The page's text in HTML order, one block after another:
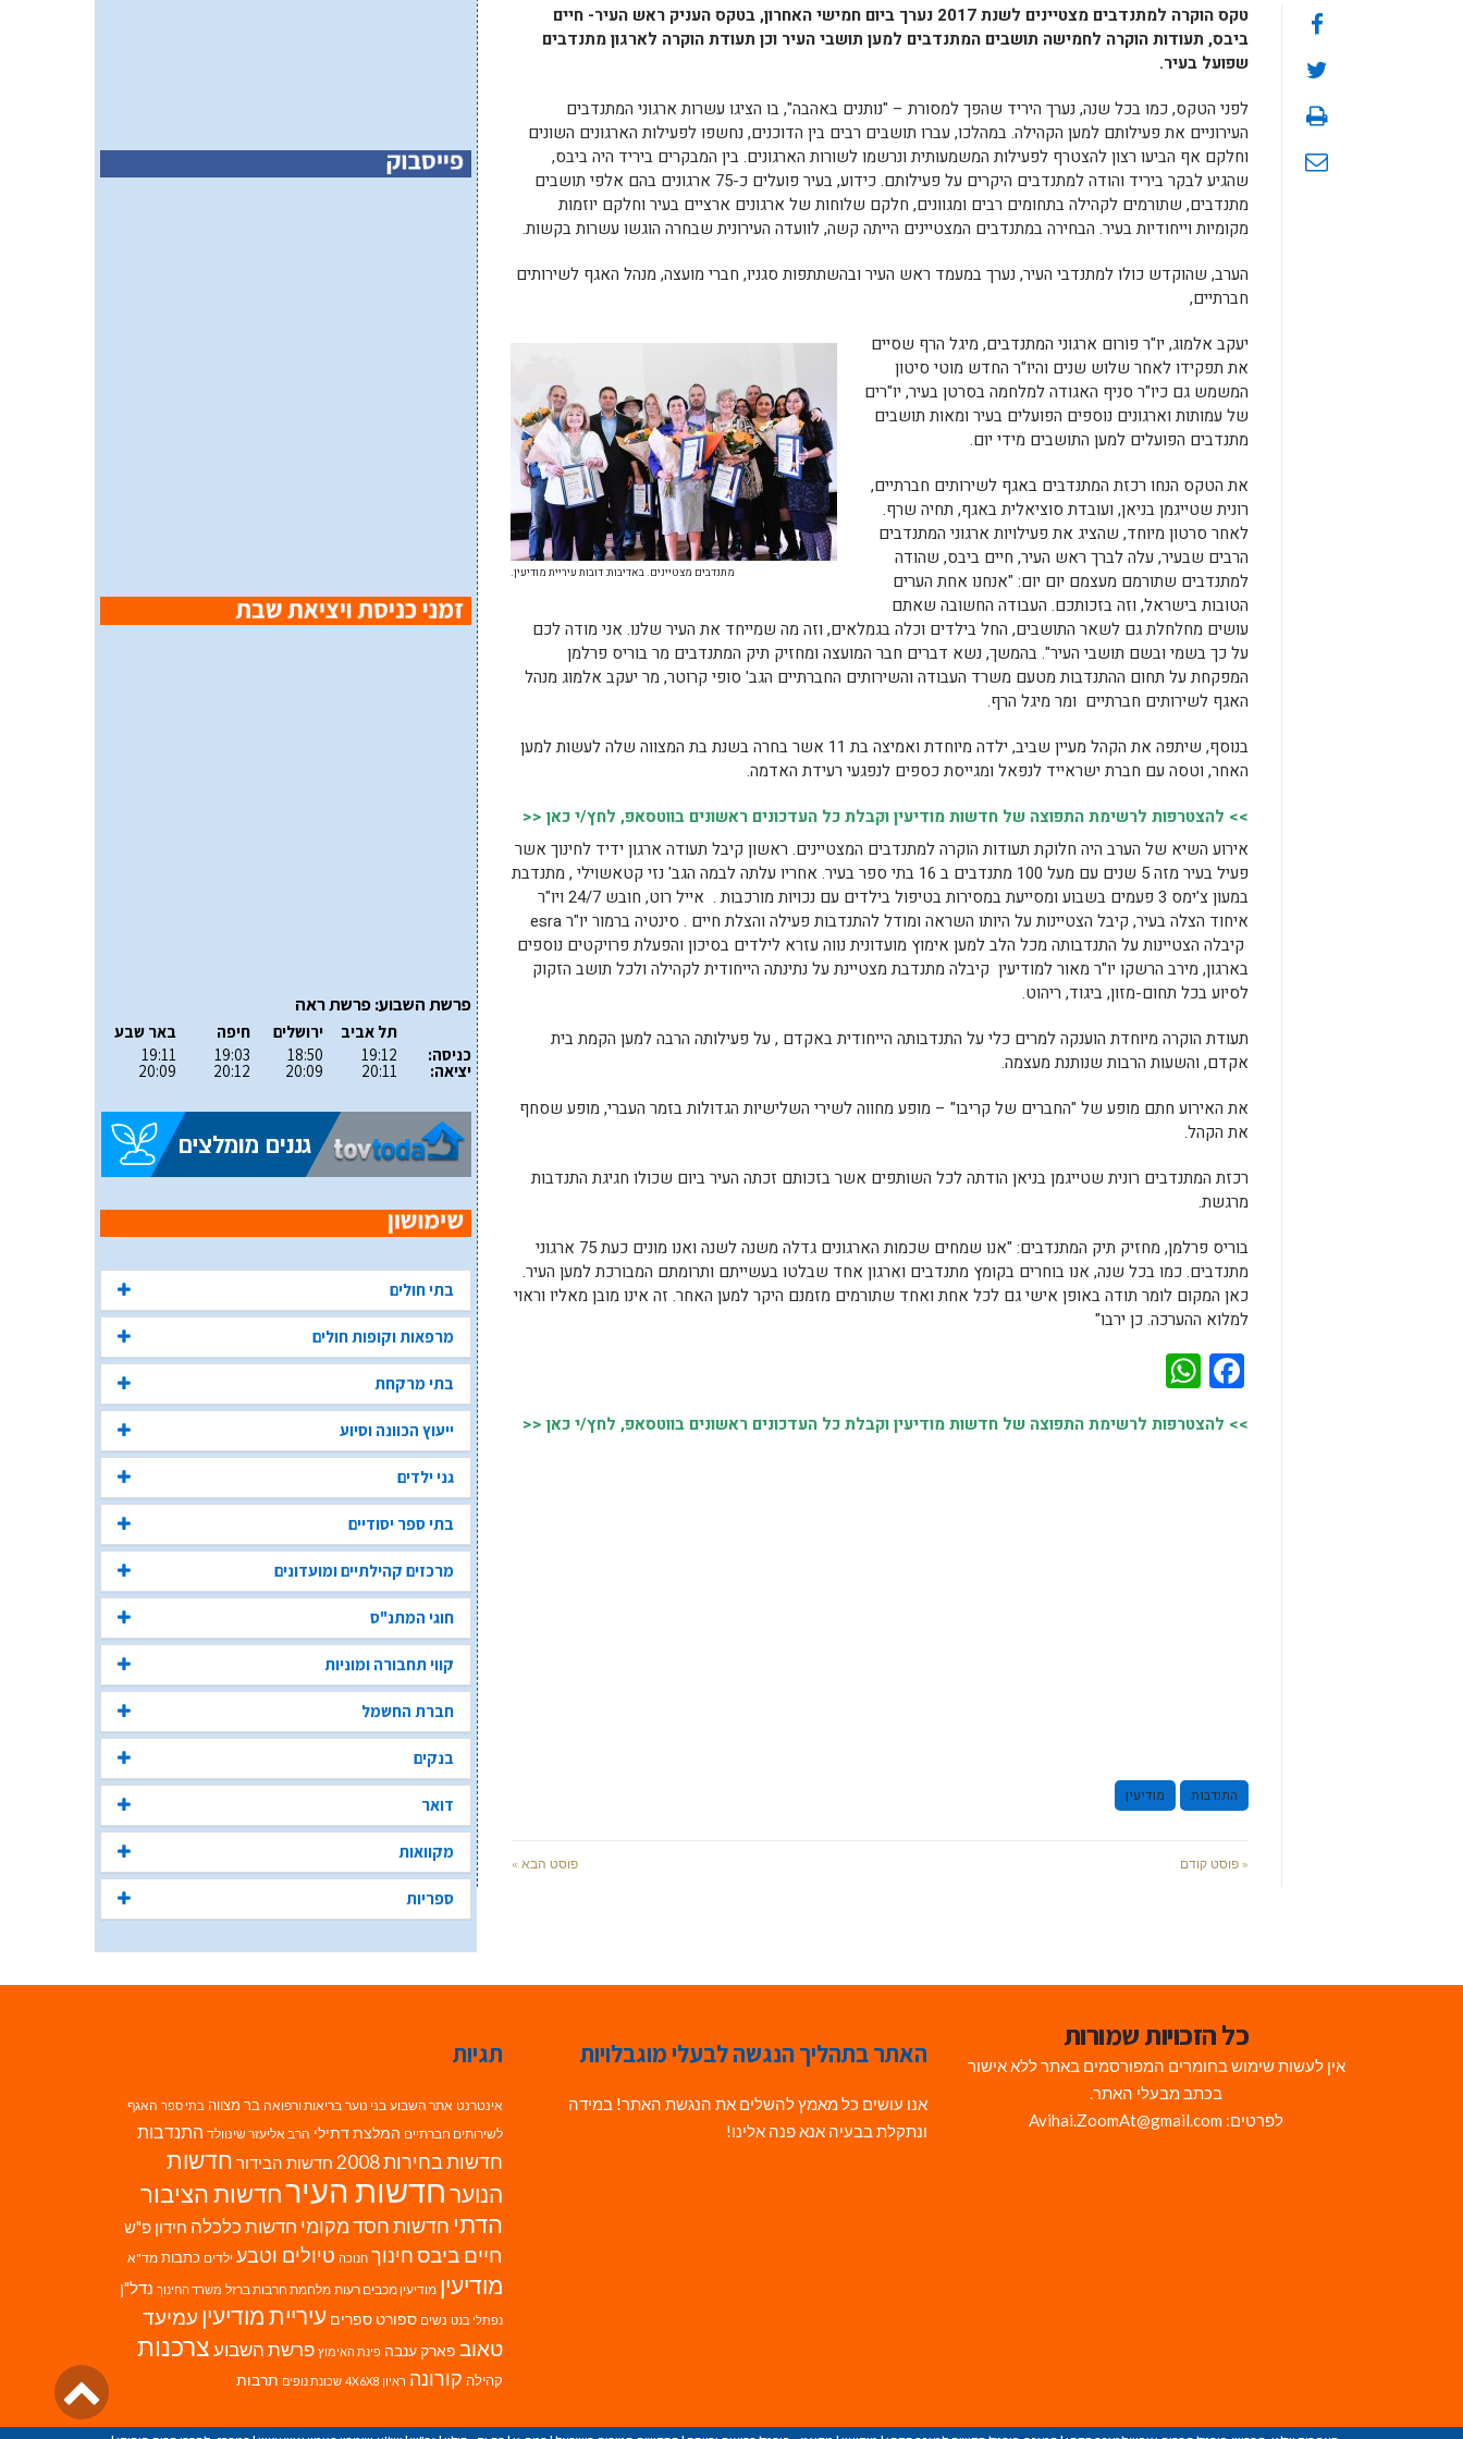
טקס הוקרה למתנדבים מצטיינים לשנת 2017 נערך ביום חמישי האחרון, בטקס העניק ראש העיר- חיים
ביבס, תעודות הוקרה לחמישה תושבים המתנדבים למען תושבי העיר וכן תעודת הוקרה לארגון מתנדבים
שפועל בעיר.
לפני הטקס, כמו בכל שנה, נערך היריד שהפך למסורת – "נותנים באהבה", בו הציגו עשרות ארגוני המתנדבים
העירוניים את פעילותם למען הקהילה. במהלכו, עברו תושבים רבים בין הדוכנים, נחשפו לפעילות הארגונים השונים
וחלקם אף הביעו רצון להצטרף לפעילות המשמעותית ונרשמו לשורות הארגונים. בין המבקרים ביריד היה ביבס,
שהגיע לבקר ביריד והודה למתנדבים היקרים על פעילותם. כידוע, בעיר פועלים כ-75 ארגונים בהם אלפי תושבים
מתנדבים, שתורמים לקהילה בתחומים רבים ומגוונים, חלקם שלוחות של ארגונים ארציים בעיר וחלקם יוזמות
מקומיות וייחודיות בעיר. הבחירה במתנדבים המצטיינים הייתה קשה, לוועדה העירונית שבחרה הוגשו עשרות בקשות.
הערב, שהוקדש כולו למתנדבי העיר, נערך במעמד ראש העיר ובהשתתפות סגניו, חברי מועצה, מנהל האגף לשירותים
חברתיים,
מתנדבים מצטיינים. באדיבות: דובות עיריית מודיעין.
יעקב אלמוג, יו"ר פורום ארגוני המתנדבים, מיגל הרף שסיים
את תפקידו לאחר שלוש שנים והיו"ר החדש מוטי סיטון
המשמש גם כיו"ר סניף האגודה למלחמה בסרטן בעיר, יו"רים
של עמותות וארגונים נוספים הפועלים בעיר ומאות תושבים
מתנדבים הפועלים למען התושבים מידי יום.
את הטקס הנחו רכזת המתנדבים באגף לשירותים חברתיים,
רונית שטייגמן בניאן, ועובדת סוציאלית באגף, תחיה שרף.
לאחר סרטון מיוחד, שהציג את פעילויות ארגוני המתנדבים
הרבים שבעיר, עלה לברך ראש העיר, חיים ביבס, שהודה
למתנדבים שתורמם מעצמם יום יום: "אנחנו אחת הערים
הטובות בישראל, וזה בזכותכם. העבודה החשובה שאתם
עושים מחלחלת גם לשאר התושבים, החל בילדים וכלה בגמלאים, וזה מה שמייחד את העיר שלנו. אני מודה לכם
על כך בשמי ובשם תושבי העיר". בהמשך, נשא דברים חבר המועצה ומחזיק תיק המתנדבים מר בוריס פרלמן
המפקחת על תחום ההתנדבות מטעם משרד העבודה והשירותים החברתיים הגב' סופי קרוטר, מר יעקב אלמוג מנהל
האגף לשירותים חברתיים ומר מיגל הרף.
בנוסף, שיתפה את הקהל מעיין שביב, ילדה מיוחדת ואמיצה בת 11 אשר בחרה בשנת בת המצווה שלה לעשות למען
האחר, וטסה עם חברת ישראייד לנפאל ומגייסת כספים לנפגעי רעידת האדמה.
>> להצטרפות לרשימת התפוצה של חדשות מודיעין וקבלת כל העדכונים ראשונים בווטסאפ, לחץ/י כאן <<
אירוע השיא של הערב היה חלוקת תעודות הוקרה למתנדבים המצטיינים. ראשון קיבל תעודה ארגון ידיד לחינוך אשר
פעיל בעיר מזה 5 שנים עם מעל 100 מתנדבים ב 16 בתי ספר בעיר. אחריו עלתה לבמה הגב' נזי קטאשוילי , מתנדבת
במעון צ'ימס 3 פעמים בשבוע ומסייעת במסירות בטיפול בילדים עם נכויות מורכבות . אייל רוט, חובש 24/7 ויו"ר
איחוד הצלה בעיר, קיבל הצטיינות על היותו השראה ומודל להתנדבות פעילה והצלת חיים . סינטיה ברמור יו"ר esra
קיבלה הצטיינות על התנדבותה מכל הלב למען אימוץ מועדונית נווה עזרא לילדים בסיכון והפעלת פרויקטים נוספים
בארגון, מירב הרשקו יו"ר מאור למודיעין קיבלה מתנדבת מצטיינת על נתינתה הייחודית לקהילה ולכל תושב הזקוק
לסיוע בכל תחום-מזון, ביגוד, ריהוט.
תעודת הוקרה מיוחדת הוענקה למרים כלי על התנדבותה הייחודית באקדם , על פעילותה הרבה למען הקמת בית
אקדם, והשעות הרבות שנותנת מעצמה.
את האירוע חתם מופע של "החברים של קריבו" – מופע מחווה לשירי השלישיות הגדולות בזמר העברי, מופע שסחף
את הקהל.
רכזת המתנדבים רונית שטייגמן בניאן הודתה לכל השותפים אשר בזכותם זכתה העיר ביום שכולו חגיגת התנדבות
מרגשת.
בוריס פרלמן, מחזיק תיק המתנדבים: "אנו שמחים שכמות הארגונים גדלה משנה לשנה ואנו מונים כעת 75 ארגוני
מתנדבים. כמו בכל שנה, אנו בוחרים בקומץ מתנדבים וארגון אחד שבלטו בעשייתם ותרומתם המבורכת למען העיר.
כאן המקום לומר תודה באופן אישי גם לכל אחת ואחד שתורמים מזמנם היקר למען האחר. זה אינו מובן מאליו וראוי
למלוא ההערכה. כן ירבו"
Facebook
>> להצטרפות לרשימת התפוצה של חדשות מודיעין וקבלת כל העדכונים ראשונים בווטסאפ, לחץ/י כאן <<
התנדבות מודיעין
« פוסט קודם פוסט הבא »
פרשת השבוע: פרשת ראה
כניסה:
יציאה:
תל אביב
19:12
20:11
ירושלים
18:50
20:09
חיפה
19:03
20:12
באר שבע
19:11
20:09
בתי חולים
מרפאות וקופות חולים
בתי מרקחת
ייעוץ הכוונה וסיוע
גני ילדים
בתי ספר יסודיים
מרכזים קהילתיים ומועדונים
חוגי המתנ"ס
קווי תחבורה ומוניות
חברת החשמל
בנקים
דואר
מקוואות
ספריות
כל הזכויות שמורות
אין לעשות שימוש בחומרים המפורסמים באתר ללא אישור
בכתב מבעלי האתר.
לפרטים: Avihai.ZoomAt@gmail.com
האתר בתהליך הנגשה לבעלי מוגבלויות
אנו עושים כל מאמץ להשלים את הנגשת האתר! במידה
ונתקלת בבעיה אנא פנה אלינו!
תגיות
אינטרנט אתר השבוע בני נוער בריאות ורפואה בר מצווה בתי ספר האגף
לשירותים חברתיים המלצת דתילי הרב אליעזר שינוולד התנדבות
חדשות בחירות 2008 חדשות הבידור חדשות
הנוערחדשות העירחדשות הציבור
הדתי חדשות חסד מקומי חדשות כלכלה חידון פ"ש
חיים ביבסחינוך חנוכה טיולים וטבע ילדים כתבות מד"א
מודיעין מודיעין מכבים רעות מלחמת חרבות ברזל משרד החינוך נדל"ן
נפתלי בנט נשים ספורט ספרים עיריית מודיעין עמיעד
טאוב פארק ענבה פינת האימוץ פרשת השבועצרכנות
קהילה קורונה ראיון 4X6X8 שכונת נופים תרבות